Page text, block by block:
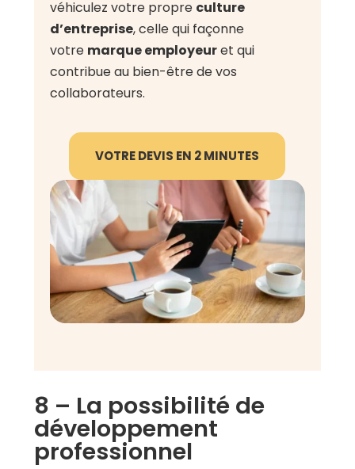
véhiculez votre propre culture
d’entreprise, celle qui façonne
votre marque employeuret qui
contribue au bien-être de vos
collaborateurs.
VOTRE DEVIS EN 2 MINUTES
8 – La possibilité de
développement
professionnel